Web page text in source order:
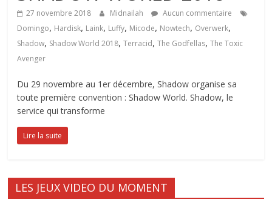
27 novembre 2018 Midnailah
Aucun commentaire
Domingo, Hardisk, Laink, Luffy, Micode, Nowtech, Overwerk,
Shadow, Shadow World 2018,Terracid,The Godfellas,The Toxic
Avenger
Du 29 novembre au 1er décembre, Shadow organise sa
toute première convention : Shadow World. Shadow, le
service qui transforme
Lire la suite
LES JEUX VIDEO DU MOMENT